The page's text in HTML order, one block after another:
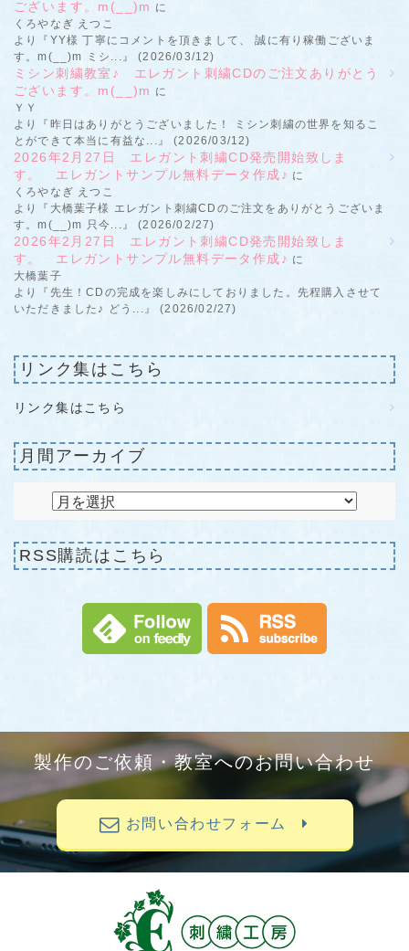
ございます。m(__)m に
くろやなぎ えつこ
より『YY様 丁寧にコメントを頂きまして、 誠に有り稼働ございま
す。m(__)m ミシ...』 (2026/03/12)
ミシン刺繍教室♪ エレガント刺繍CDのご注文ありがとう
ございます。m(__)m に
ＹＹ
より『昨日はありがとうございました！ ミシン刺繍の世界を知るこ
とができて本当に有益な...』 (2026/03/12)
2026年2月27日 エレガント刺繍CD発売開始致しま
す。 エレガントサンプル無料データ作成♪ に
くろやなぎ えつこ
より『大橋葉子様 エレガント刺繍CDのご注文をありがとうございま
す。m(__)m 只今...』 (2026/02/27)
2026年2月27日 エレガント刺繍CD発売開始致しま
す。 エレガントサンプル無料データ作成♪ に
大橋葉子
より『先生！CDの完成を楽しみにしておりました。先程購入させて
いただきました♪ どう...』 (2026/02/27)
リンク集はこちら
リンク集はこちら
月間アーカイブ
RSS購読はこちら
製作のご依頼・教室へのお問い合わせ
お問い合わせフォーム